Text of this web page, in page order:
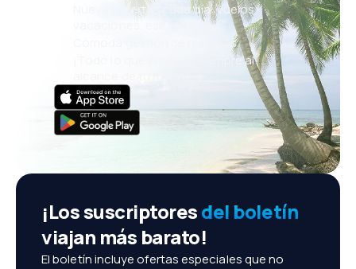
Nuevas ofertas cada día: vuelos,
vacaciones, escapadas
Cómoda gestión de reservas
¡Todo lo que importa, siempre al
¡Los suscriptoresdel boletín
viajan más barato!
El boletín incluye ofertas especiales que no